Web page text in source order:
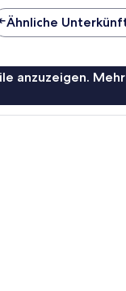
Ähnliche
anzuzeigen. Mehr